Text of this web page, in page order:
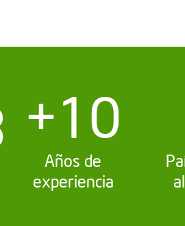
+10
Años de
experiencia